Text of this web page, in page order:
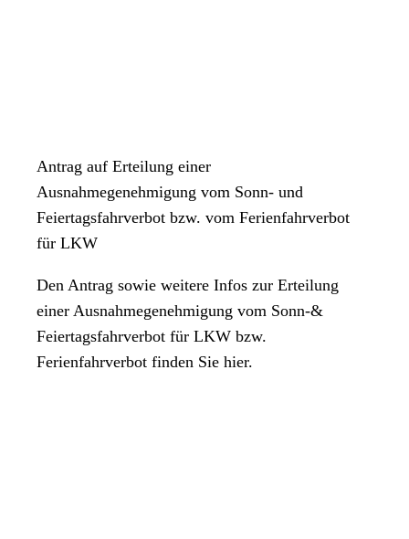
Antrag auf Erteilung einer
Ausnahmegenehmigung vom Sonn- und
Feiertagsfahrverbot bzw. vom Ferienfahrverbot
für LKW
Den Antrag sowie weitere Infos zur Erteilung
einer Ausnahmegenehmigung vom Sonn-&
Feiertagsfahrverbot für LKW bzw.
Ferienfahrverbot finden Sie hier.